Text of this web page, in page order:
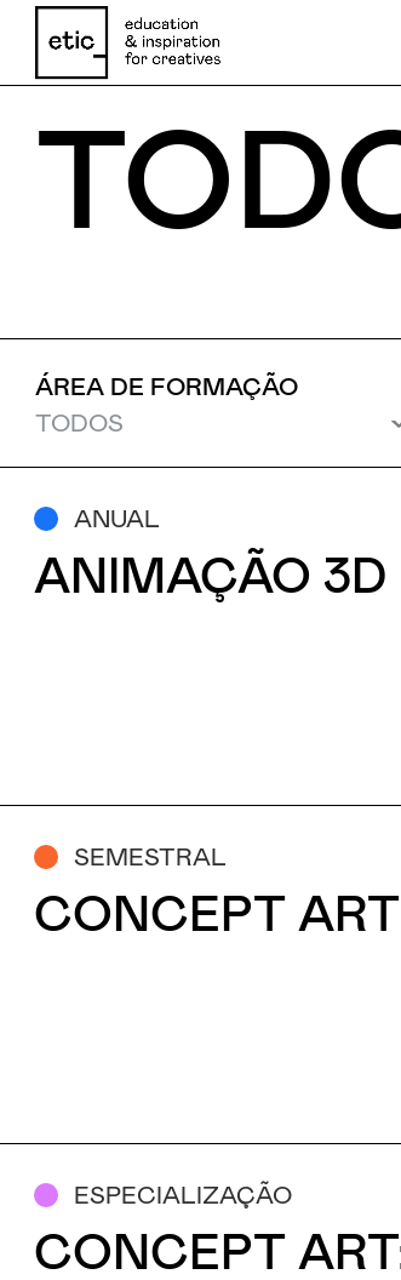
Email
Telefone
Motivo
ÁREA DE FORMAÇÃO
ANUAL
ANIMAÇÃO 3D
SEMESTRAL
CONCEPT ART
ESPECIALIZAÇÃO
CONCEPT